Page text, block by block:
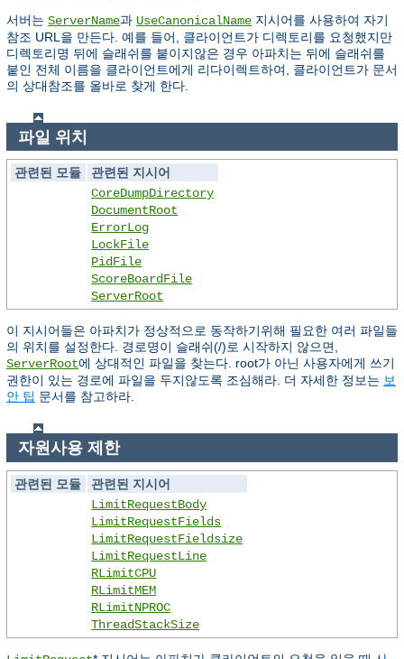
서버는 ServerName과 UseCanonicalName 지시어를 사용하여 자기
참조 URL을 만든다. 예를 들어, 클라이언트가 디렉토리를 요청했지만
디렉토리명 뒤에 슬래쉬를 붙이지않은 경우 아파치는 뒤에 슬래쉬를
붙인 전체 이름을 클라이언트에게 리다이렉트하여, 클라이언트가 문서
의 상대참조를 올바로 찾게 한다.
파일 위치
관련된 모듈
관련된 지시어
CoreDumpDirectory
DocumentRoot
ErrorLog
LockFile
PidFile
ScoreBoardFile
ServerRoot
이 지시어들은 아파치가 정상적으로 동작하기위해 필요한 여러 파일들
의 위치를 설정한다. 경로명이 슬래쉬(/)로 시작하지 않으면,
ServerRoot에 상대적인 파일을 찾는다. root가 아닌 사용자에게 쓰기
권한이 있는 경로에 파일을 두지않도록 조심해라. 더 자세한 정보는 보
안 팁 문서를 참고하라.
자원사용 제한
관련된 모듈
관련된 지시어
LimitRequestBody
LimitRequestFields
LimitRequestFieldsize
LimitRequestLine
RLimitCPU
RLimitMEM
RLimitNPROC
ThreadStackSize